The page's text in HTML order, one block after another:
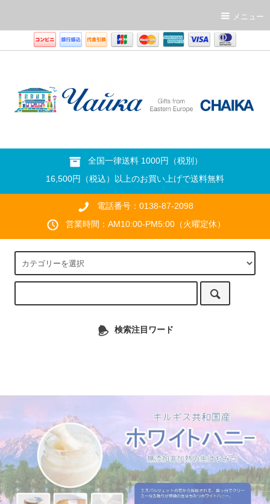
メニュー
全国一律送料 1000円（税別）
16,500円（税込）以上のお買い上げで送料無料
電話番号：0138-87-2098
営業時間：AM10:00-PM5:00（火曜定休）
検索注目ワード